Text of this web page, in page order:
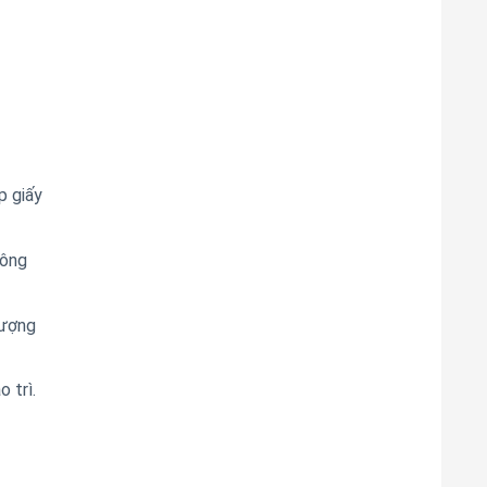
giấy
trì.